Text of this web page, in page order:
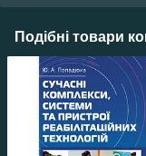
Подібні товари